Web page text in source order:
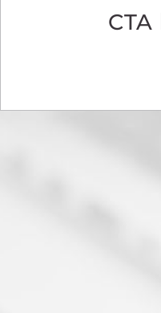
CTA